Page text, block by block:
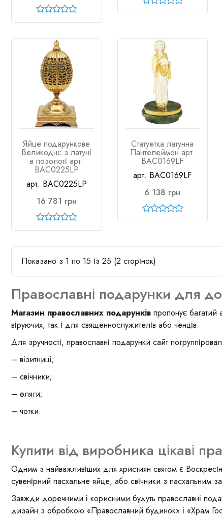
Яйце подарункове
Великоднє з латуні
в позолоті арт.
BAC0225LP
арт. BAC0225LP
16 781 грн
Статуетка латунна
Пантелеймон арт.
BAC0169LF
арт. BAC0169LF
6 138 грн
Показано з 1 по 15 із 25 (2 сторінок)
Православні подарунки для
Магазин православних подарунків пропонує багатий
віруючих, так і для священнослужителів або ченців.
Для зручності, православні подарунки сайт
– візитниці;
– свічники;
– фляги;
– чотки.
Купити від виробника цікаві
Одним з найважливіших для християн святом є
сувенірний пасхальне яйце, або свічники з пасхальним
Завжди доречними і корисними будуть православні
дизайн з обробкою «Православний будинок» і «Храм